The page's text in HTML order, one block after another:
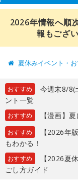
2026年情報へ順
報もござ
夏休みイベント・
おすすめ
今週末8/8(
ント一覧
おすすめ 【漫画】
おすすめ
【2026年
もわかる！
おすすめ
【2026夏
ごし方ガイド